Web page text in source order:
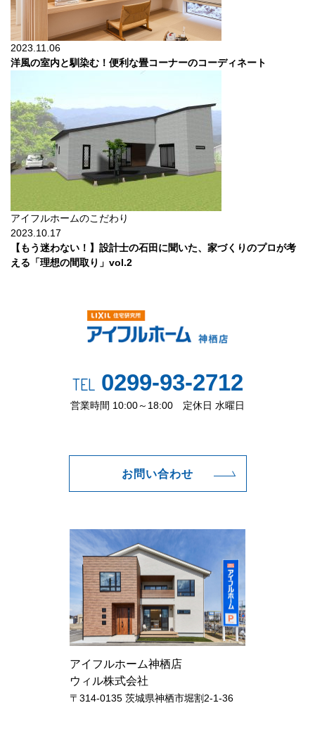
2023.11.06
洋風の室内と馴染む！便利な畳コーナーのコーディネート
アイフルホームのこだわり
2023.10.17
【もう迷わない！】設計士の石田に聞いた、家づくりのプロが考
える「理想の間取り」vol.2
TEL0299-93-2712
営業時間 10:00～18:00 定休日 水曜日
お問い合わせ
アイフルホーム神栖店
ウィル株式会社
〒314-0135 茨城県神栖市堀割2-1-36